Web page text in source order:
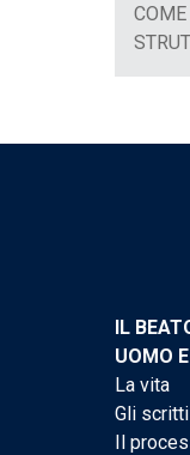
COME
IL
UOMO
La vita
Gli scritti
Il